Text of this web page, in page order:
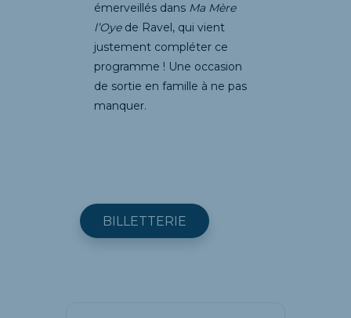
émerveillés dans Ma Mère
l’Oye de Ravel, qui vient
justement compléter ce
programme ! Une occasion
de sortie en famille à ne pas
manquer.
BILLETTERIE